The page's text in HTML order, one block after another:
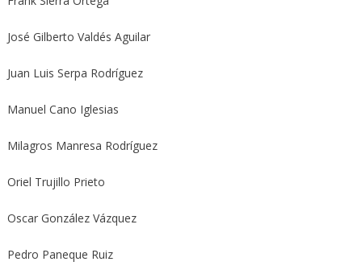
José Gilberto Valdés Aguilar
Juan Luis Serpa Rodríguez
Manuel Cano Iglesias
Milagros Manresa Rodríguez
Oriel Trujillo Prieto
Oscar González Vázquez
Pedro Paneque Ruiz